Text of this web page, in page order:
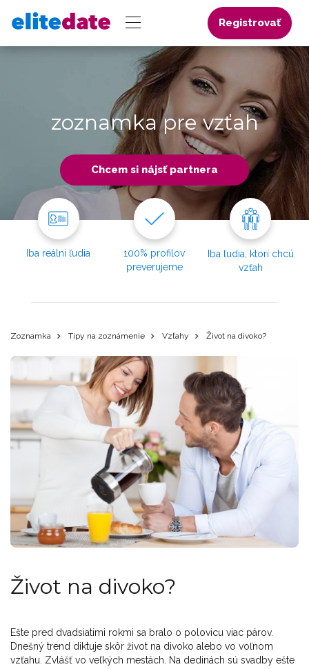
Registrovať
zoznamka pre vzťah
Chcem si nájsť partnera
Iba reálni ľudia
100% profilov
preverujeme
Iba ľudia, ktorí chcú
vzťah
Zoznamka Tipy na zoznámenie Vzťahy Život na divoko?
Život na divoko?
Ešte pred dvadsiatimi rokmi sa bralo o polovicu viac párov.
Dnešný trend diktuje skôr život na divoko alebo vo voľnom
vzťahu. Zvlášť vo veľkých mestách. Na dedinách sú svadby ešte